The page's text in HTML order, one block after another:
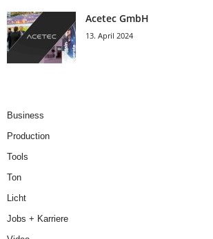
Acetec GmbH
13. April 2024
Business
Production
Tools
Ton
Licht
Jobs + Karriere